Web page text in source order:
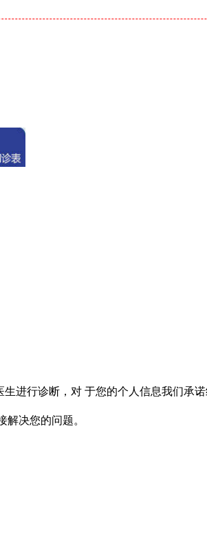
进行诊断，对 于您的个人信息我们承
解决您的问题。